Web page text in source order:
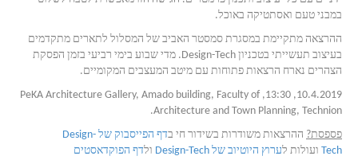
במבני טעם ואסתטיקה באוכל.
ההרצאה מתקיימת במסגרת סמסטר האביב של המסלול לתארים מתקדמים
בעיצוב תעשייתי בטכניון Design-Tech. מדי שבוע בימי רביעי בזמן הפסקת
הצהרים נארח הרצאות פתוחות עם מיטב המעצבים המקומיים.
10.4.2019, 13:30, PeKA Architecture Gallery, Amado building, Faculty of
Architecture and Town Planning, Technion.
פספסת? ההרצאות משודרות בשידור חי ב
דף הפייסבוק של Design-
Tech ועולות לערוץ היוטיוב של Design-Tech ולדף הפוקדאסטים